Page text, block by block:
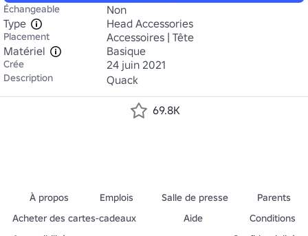
Échangeable
Non
Type
Head Accessories
Placement
Accessoires | Tête
Matériel
Basique
Crée 24 juin 2021
Description Quack
69.8K
À propos Emplois Salle de presse
Parents
Acheter des cartes-cadeaux
Aide
Conditions